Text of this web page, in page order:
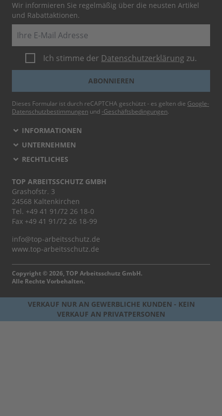
Wir informieren Sie regelmäßig über die neusten Artikel
und Rabattaktionen.
Ich stimme der Datenschutzerklärung zu.
ABONNIEREN
Dieses Formular ist durch reCAPTCHA geschützt - es gelten die Google-
Datenschutzbestimmungen und -Geschäftsbedingungen.
INFORMATIONEN
UNTERNEHMEN
RECHTLICHES
TOP ARBEITSSCHUTZ GMBH
Grashofstr. 3
24568 Kaltenkirchen
Tel. +49 41 91/72 26 18-0
Fax +49 41 91/72 26 18-99
info@top-arbeitsschutz.de
www.top-arbeitsschutz.de
Copyright © 2026, TOP Arbeitsschutz GmbH.
Alle Rechte Vorbehalten.
VERKAUF NUR AN GEWERBLICHE KUNDEN - KEIN
VERKAUF AN PRIVATPERSONEN